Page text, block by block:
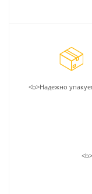
<b>Надежно